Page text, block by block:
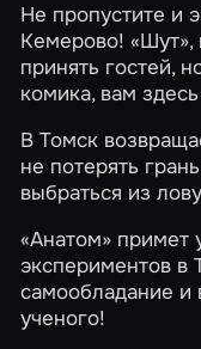
Не пропустите и
Кемерово!«Шут»,
принять гостей,
комика, вам
В Томск
не потерять
выбраться из
«Анатом» примет
экспериментов в
самообладание и
ученого!